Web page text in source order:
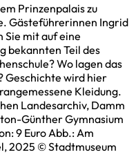
Prinzenpalais zu
Gästeführerinnen Ingrid
Sie mit auf eine
bekannten Teil des
Wo lagen das
Geschichte wird hier
Kleidung.
Landesarchiv, Damm
Günther Gymnasium
9 Euro Abb.: Am
2025 © Stadtmuseum